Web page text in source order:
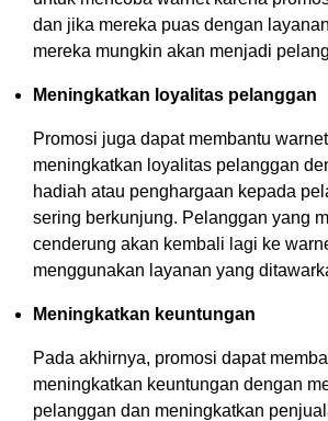
dan jika mereka puas dengan
mereka mungkin akan menjadi
Meningkatkan loyalitas pelanggan
Promosi juga dapat membantu
meningkatkan loyalitas pelanggan
hadiah atau penghargaan kepada
sering berkunjung. Pelanggan yang
cenderung akan kembali lagi ke
menggunakan layanan yang
Meningkatkan keuntungan
Pada akhirnya, promosi dapat
meningkatkan keuntungan dengan
pelanggan dan meningkatkan